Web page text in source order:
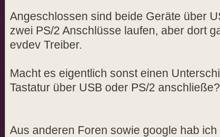
Angeschlossen sind beide Geräte über
zwei PS/2 Anschlüsse laufen, aber dort
evdev Treiber.
Macht es eigentlich sonst einen
Tastatur über USB oder PS/2 anschließe?
Aus anderen Foren sowie google hab